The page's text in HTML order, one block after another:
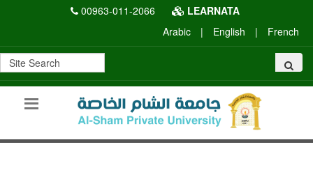
00963-011-2066
LEARNATA
Arabic
| English | French